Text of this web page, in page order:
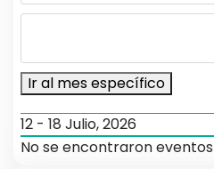
Ir al mes específico
12 - 18 Julio, 2026
No se encontraron eventos